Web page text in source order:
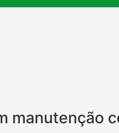
manutenção